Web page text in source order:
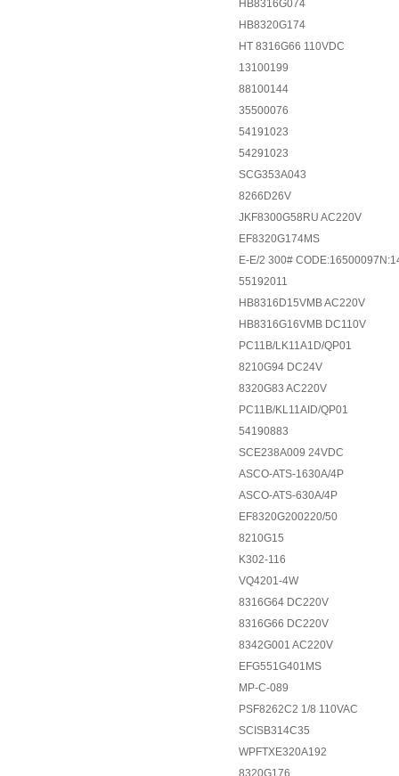
HB8316G074
HB8320G174
HT 8316G66 110VDC
13100199
88100144
35500076
54191023
54291023
SCG353A043
8266D26V
JKF8300G58RU AC220V
EF8320G174MS
E-E/2 300#
55192011
HB8316D15VMB AC220V
HB8316G16VMB DC110V
PC11B/LK11A1D/QP01
8210G94 DC24V
8320G83 AC220V
PC11B/KL11AID/QP01
54190883
SCE238A009 24VDC
ASCO-ATS-1630A/4P
ASCO-ATS-630A/4P
EF8320G200220/50
8210G15
K302-116
VQ4201-4W
8316G64 DC220V
8316G66 DC220V
8342G001 AC220V
EFG551G401MS
MP-C-089
PSF8262C2 1/8 110VAC
SCISB314C35
WPFTXE320A192
8320G176